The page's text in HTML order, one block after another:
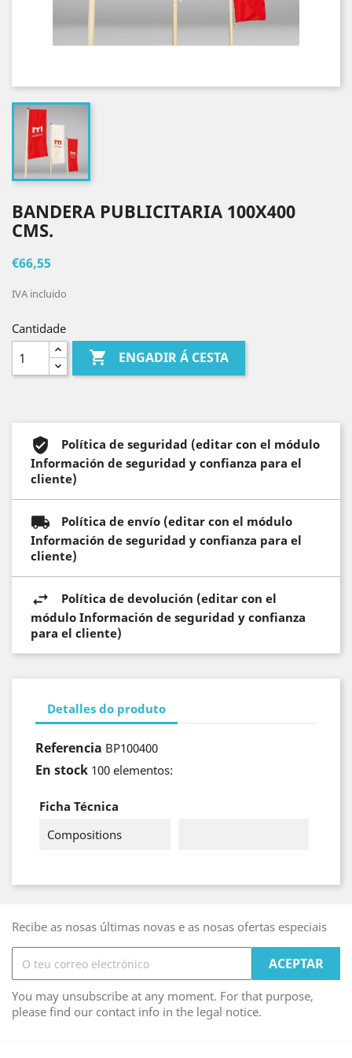
BANDERA PUBLICITARIA 100X400
CMS.
€66,55
IVA incluido
Cantidade
 ENGADIR Á CESTA
Política de seguridad (editar con el módulo
Información de seguridad y confianza para el
cliente)
Política de envío (editar con el módulo
Información de seguridad y confianza para el
cliente)
Política de devolución (editar con el
módulo Información de seguridad y confianza
para el cliente)
Detalles do produto
Referencia BP100400
En stock 100 elementos:
Ficha Técnica
Compositions
Recibe as nosas últimas novas e as nosas ofertas especiais
You may unsubscribe at any moment. For that purpose,
please find our contact info in the legal notice.